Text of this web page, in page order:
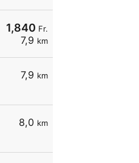
1,840 Fr.
7,9 km
7,9 km
8,0 km